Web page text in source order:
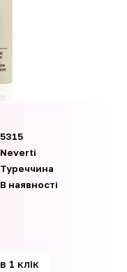
5315
Neverti
Туреччина
В наявності
в 1 клік